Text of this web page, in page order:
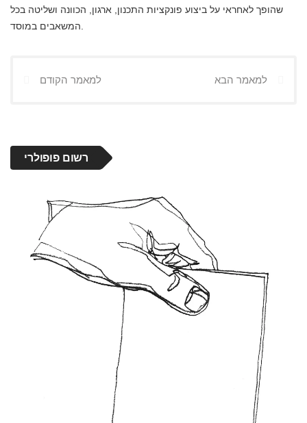
שהופך לאחראי על ביצוע פונקציות התכנון, ארגון, הכוונה ושליטה בכל
למאמר הקודם למאמר הבא
רשום פופולרי